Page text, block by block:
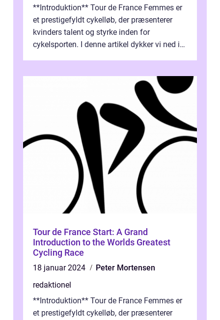
**Introduktion** Tour de France Femmes er
et prestigefyldt cykelløb, der præsenterer
kvinders talent og styrke inden for
cykelsporten. I denne artikel dykker vi ned i
Tour de France Start: A Grand
Introduction to the Worlds Greatest
Cycling Race
18 januar 2024
Peter Mortensen
redaktionel
**Introduktion** Tour de France Femmes er
et prestigefyldt cykelløb, der præsenterer